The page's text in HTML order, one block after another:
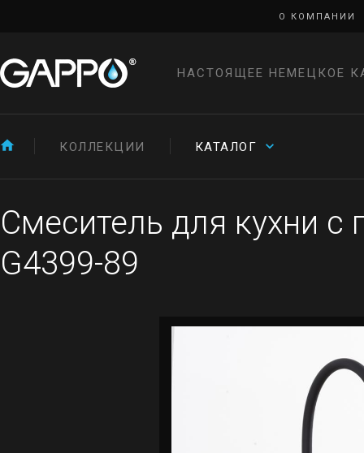
О КОМПАНИИ
НАСТОЯЩЕЕ НЕМЕЦКОЕ
КОЛЛЕКЦИИ КАТАЛОГ
Смеситель для кухни
G4399-89